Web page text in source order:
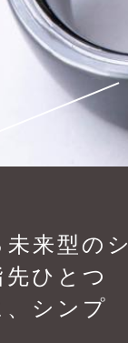
来型のシ
ひとつ
シンプ